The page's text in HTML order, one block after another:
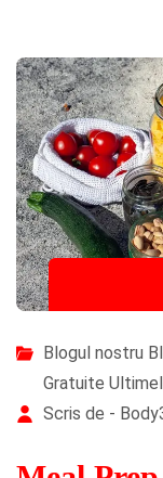
Blogul nostru
Gratuite
Scris de -